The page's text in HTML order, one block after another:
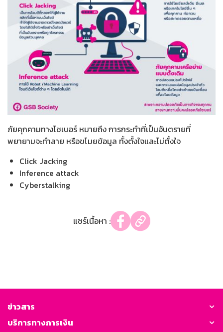
ภัยคุกคามทางไซเบอร์ หมายถึง การกระทำที่เป็นอันตรายที่
พยายามจะทำลาย หรือขโมยข้อมูล ทั้งตั้งใจและไม่ตั้งใจ
Click Jacking
Inference attack
Cyberstalking
แชร์เนื้อหา :
ข่าวสาร
บริการทางการเงิน